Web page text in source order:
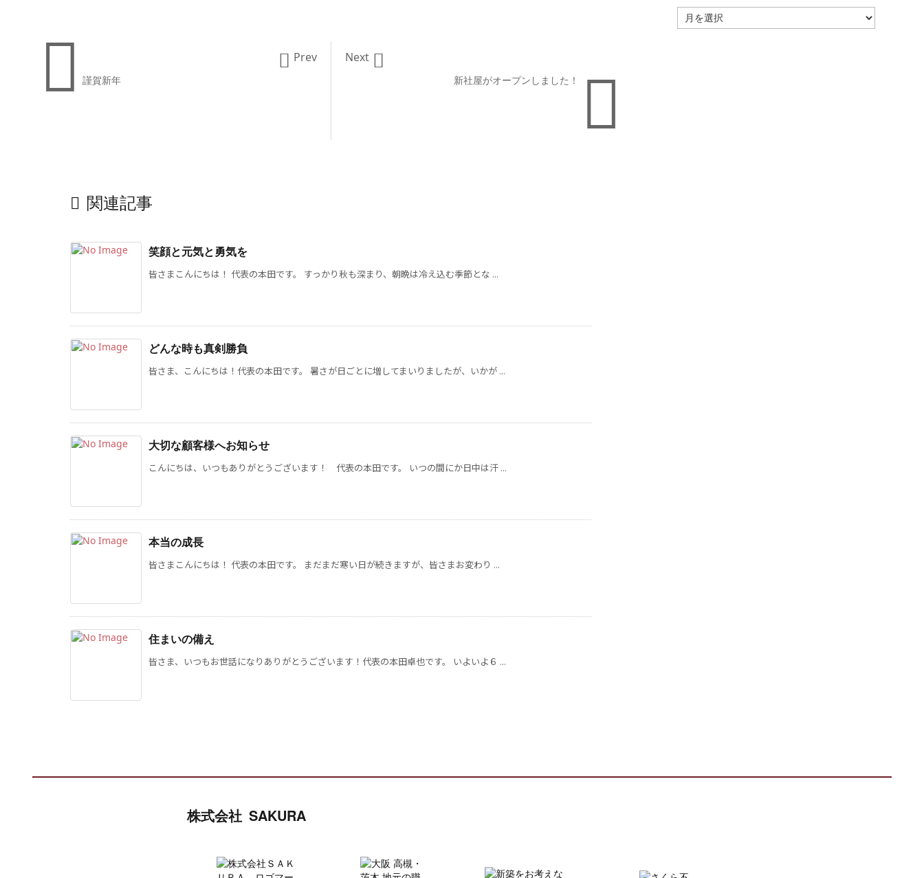

新社屋がオープンしました！

Next
 謹賀新年
 Prev
 関連記事
笑顔と元気と勇気を
皆さまこんにちは！ 代表の本田です。 すっかり秋も深まり、朝晩は冷え込む季節とな ...
どんな時も真剣勝負
皆さま、こんにちは！代表の本田です。 暑さが日ごとに増してまいりましたが、いかが ...
大切な顧客様へお知らせ
こんにちは、いつもありがとうございます！ 代表の本田です。 いつの間にか日中は汗 ...
本当の成長
皆さまこんにちは！ 代表の本田です。 まだまだ寒い日が続きますが、皆さまお変わり ...
住まいの備え
皆さま、いつもお世話になりありがとうございます！代表の本田卓也です。 いよいよ６ ...
ー
株式会社 SAKURA